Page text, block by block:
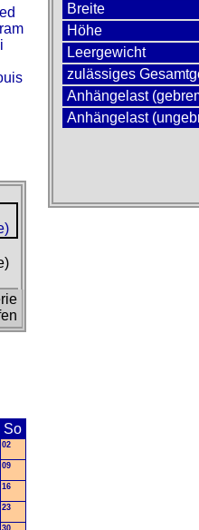
So
02
09
16
23
Breite
Höhe
Leergewicht
zulässiges
Anhängelast
Anhängelast